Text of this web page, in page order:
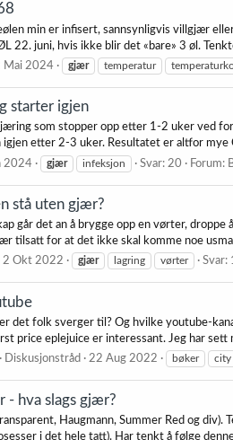
min er infisert, sannsynligvis villgjær
22. juni, hvis ikke blir det «bare» 3 øl.
Mai 2024 gjær temperatur
starter igjen
som stopper opp etter 1-2 uker ved
etter 2-3 uker. Resultatet er altfor mye
2024 gjær infeksjon Svar: 20 Forum:
stå uten gjær?
går det an å brygge opp en vørter,
tilsatt for at det ikke skal komme noe
2 Okt 2022 gjær lagring vørter Svar:
det folk sverger til? Og hvilke youtube-
price eplejuice er interessant. Jeg har sett
Diskusjonstråd 22 Aug 2022 bøker city
- hva slags gjær?
Haugmann, Summer Red og
i det hele tatt). Har tenkt å følge